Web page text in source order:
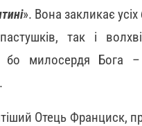
». Вона закликає
так і
бо милосердя Бога
Отець Франциск,